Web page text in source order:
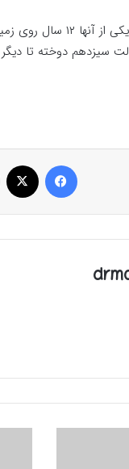
به گزارش فارس: افتتاح
سیزدهم دوخته تا
فیسبوک